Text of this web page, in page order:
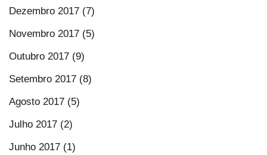
Dezembro 2017 (7)
Novembro 2017 (5)
Outubro 2017 (9)
Setembro 2017 (8)
Agosto 2017 (5)
Julho 2017 (2)
Junho 2017 (1)